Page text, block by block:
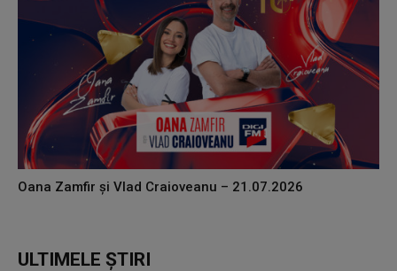
Oana Zamfir și Vlad Craioveanu – 21.07.2026
ULTIMELE ȘTIRI